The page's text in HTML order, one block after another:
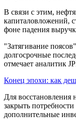
В связи с этим,
капиталовложений,
фоне падения
"Затягивание
долгосрочные
отмечает аналитик
Конец эпохи: как
Для восстановления
закрыть
дополнительные